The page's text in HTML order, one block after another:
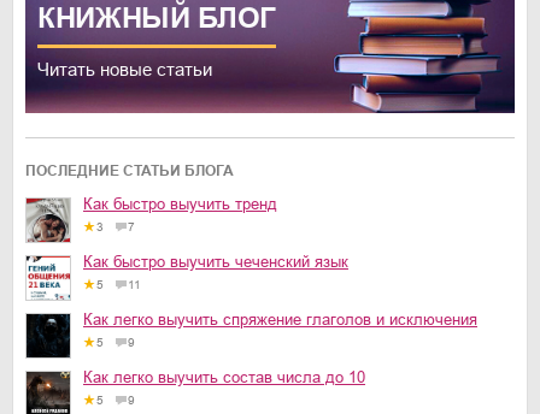
КНИЖНЫЙ БЛОГ
Читать новые статьи
ПОСЛЕДНИЕ СТАТЬИ БЛОГА
Как быстро выучить тренд
3 7
Как быстро выучить чеченский язык
5 11
Как легко выучить спряжение глаголов и исключения
5 9
Как легко выучить состав числа до 10
5 9